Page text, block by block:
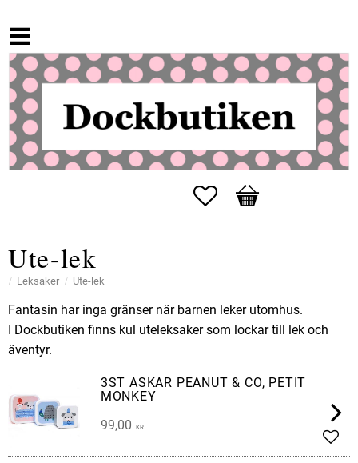
Favoriter
Kundvagn
Ute-lek
Leksaker Ute-lek
Fantasin har inga gränser när barnen leker utomhus.
I Dockbutiken finns kul uteleksaker som lockar till lek och
äventyr.
3ST ASKAR PEANUT & CO, PETIT
MONKEY
99,00
KR